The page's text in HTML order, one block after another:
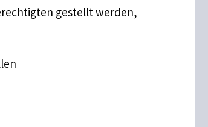
gestellt werden,